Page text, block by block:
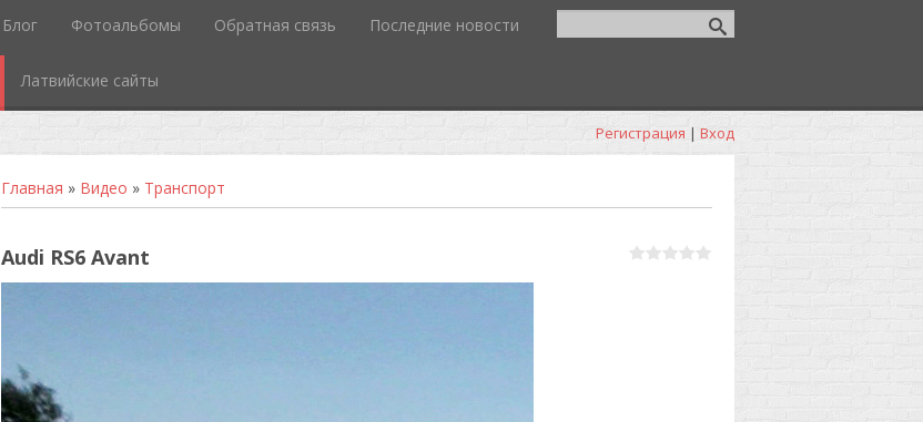
Блог Фотоальбомы Обратная связь Последние новости
Латвийские сайты
Регистрация | Вход
Главная » Видео » Транспорт
Audi RS6 Avant